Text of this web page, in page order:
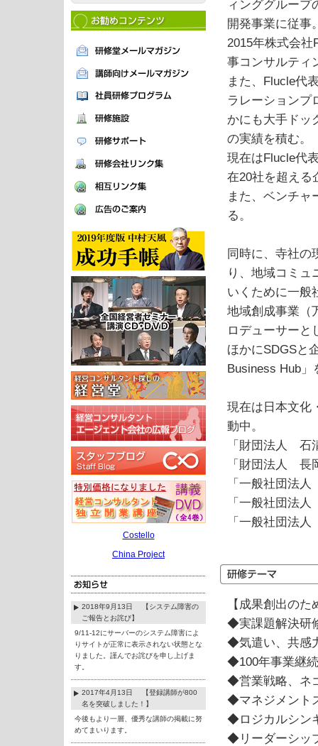
Costello
China Project
2018年9月13日 【システム障害の
ご報告とお詫び】
9/11-12にサーバーのシステム障害によ
りサイトが正常に表示されない状態とな
りました。謹んでお詫びを申し上げま
す。
2017年4月13日 【登録講師が800
名を突破しました！】
今後もより一層、優秀な講師の掲載に努
めてまいります。
ィンググループ
開発事業に従事
2015年株式会社
事コンサルティ
また、Flucle代
ラレーションプ
かにも大手ドッ
の実績を積む。
現在はFlucle代
在20社を超える
また、ベンチャ
る。
同時に、寺社の
り、地域コミュ
いくために一般
地域創成事業
ロデューサーと
ほかにSDGSと
Business Hub
現在は日本文化
動中。
「財団法人 石
「財団法人
「一般社団法
「一般社団法
「一般社団法
【成果創出の
◆実課題解決研
◆気遣い、共感
◆100年事業継
◆営業戦略、ネ
◆マネジメント
◆ロジカルシン
◆リーダーシッ